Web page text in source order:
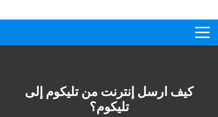
المحتوى
كيف ارسل إنترنت من تليكوم إلى
تليكوم؟